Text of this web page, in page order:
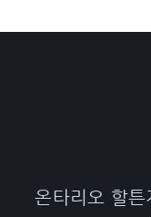
온타리오 할튼